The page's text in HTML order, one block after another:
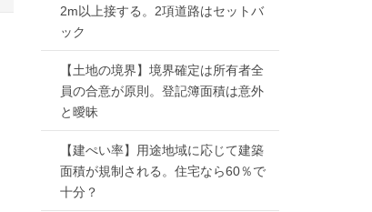
2m以上接する。2項道路はセットバ
ック
【土地の境界】境界確定は所有者全
員の合意が原則。登記簿面積は意外
と曖昧
【建ぺい率】用途地域に応じて建築
面積が規制される。住宅なら60％で
十分？